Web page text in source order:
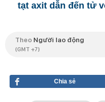
tạt axit dẫn đến tử
Theo Người lao động
(GMT +7)
Chia sẻ